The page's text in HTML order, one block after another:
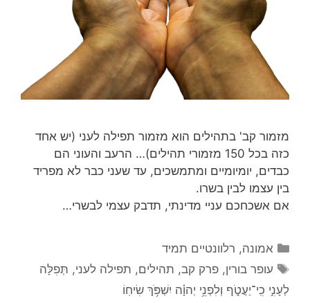
מזמור קב' בתהילים הוא מזמור תפילה לעני (יש אחד
כזה בכל 150 מזמורי תהילים)… הרעב והעוני הם
כבדים, יומיומיים ומתמשכים, עד שעני כבר לא מפריד
בין עצמו לבין בשרו.
אם אשכחכם עניי מדינתי, תדבק עצמי לבשרי…
קטגוריות
אמונה, רלוונטיים תמיד
תגיות
עופר בורין,פרק קב, תהילים, תפילה לעני, תְּפִלָּה
לְעָנִ֣י כִֽי־יַעֲטֹ֑ף וְלִפְנֵ֥י יְהוָ֗ה יִשְׁפֹּ֥ךְ שִׂיחֽוֹ